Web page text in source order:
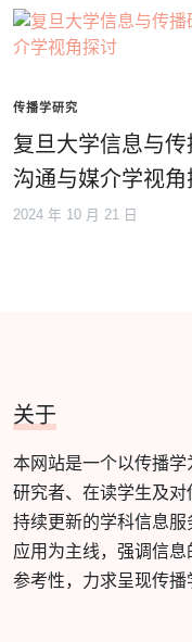
传播学研究
复旦大学信息与
沟通与媒介学视角
2024 年 10 月 21 日
关于
本网站是一个以传播
研究者、在读学生及对
持续更新的学科信息
应用为主线，强调信
参考性，力求呈现传播